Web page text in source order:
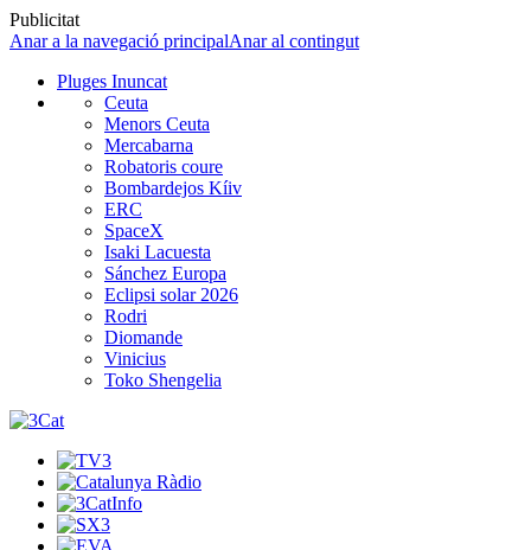
Publicitat
Anar a la navegació principalAnar al contingut
Pluges Inuncat
Ceuta
Menors Ceuta
Mercabarna
Robatoris coure
Bombardejos Kíiv
ERC
SpaceX
Isaki Lacuesta
Sánchez Europa
Eclipsi solar 2026
Rodri
Diomande
Vinicius
Toko Shengelia